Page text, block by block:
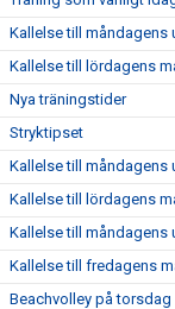
Kallelse till
Kallelse till lördagens
Nya träningstider
Stryktipset
Kallelse till måndagens
Kallelse till lördagens
Kallelse till måndagens
Kallelse till fredagens
Beachvolley på torsdag